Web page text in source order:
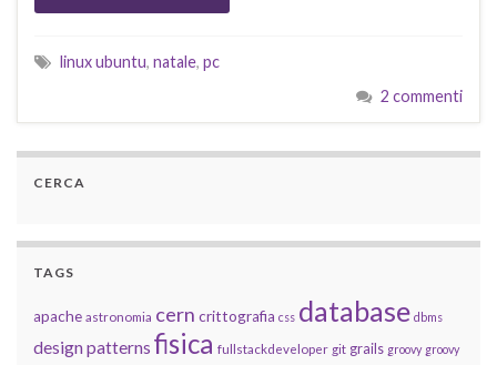
linux ubuntu, natale, pc
2 commenti
CERCA
TAGS
apache astronomia cern crittografia css database dbms
design patterns fisica fullstackdeveloper git grails groovy groovy